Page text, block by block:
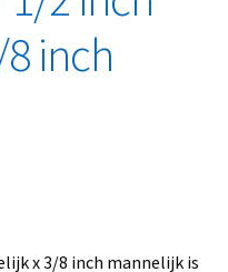
inch
x 3/8 inch mannelijk is